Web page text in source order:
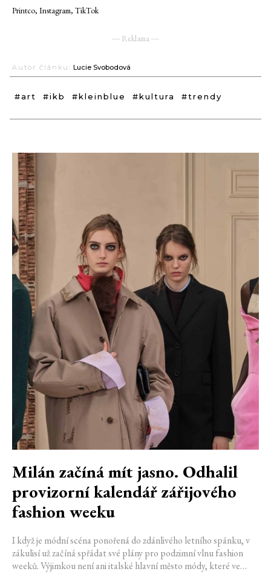
Printco, Instagram, TikTok
― Reklama ―
Autor článku: Lucie Svobodová
#art #ikb #kleinblue #kultura #trendy
Milán začíná mít jasno. Odhalil
provizorní kalendář zářijového
fashion weeku
I když je módní scéna ponořená do zdánlivého letního spánku, v
zákulisí už začíná spřádat své plány pro podzimní vlnu fashion
weeků. Výjimkou není ani italské hlavní město módy, které ve